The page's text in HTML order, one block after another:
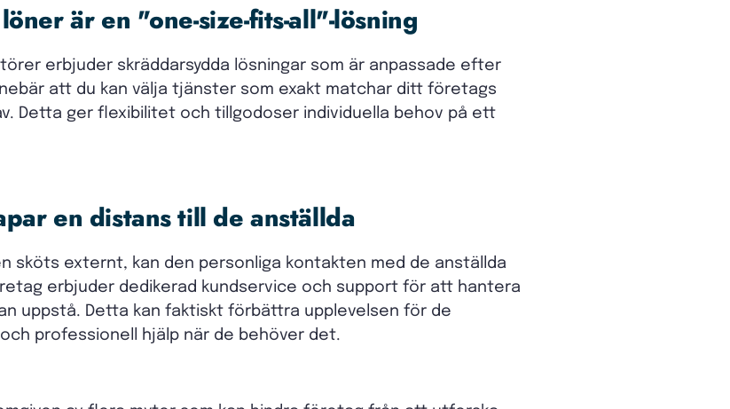
är en "one-size-fits-all"-lösning
erbjuder skräddarsydda lösningar som är anpassade efter
att du kan välja tjänster som exakt matchar ditt företags
Detta ger flexibilitet och tillgodoser individuella behov på ett
en distans till de anställda
sköts externt, kan den personliga kontakten med de anställda
erbjuder dedikerad kundservice och support för att hantera
uppstå. Detta kan faktiskt förbättra upplevelsen för de
professionell hjälp när de behöver det.